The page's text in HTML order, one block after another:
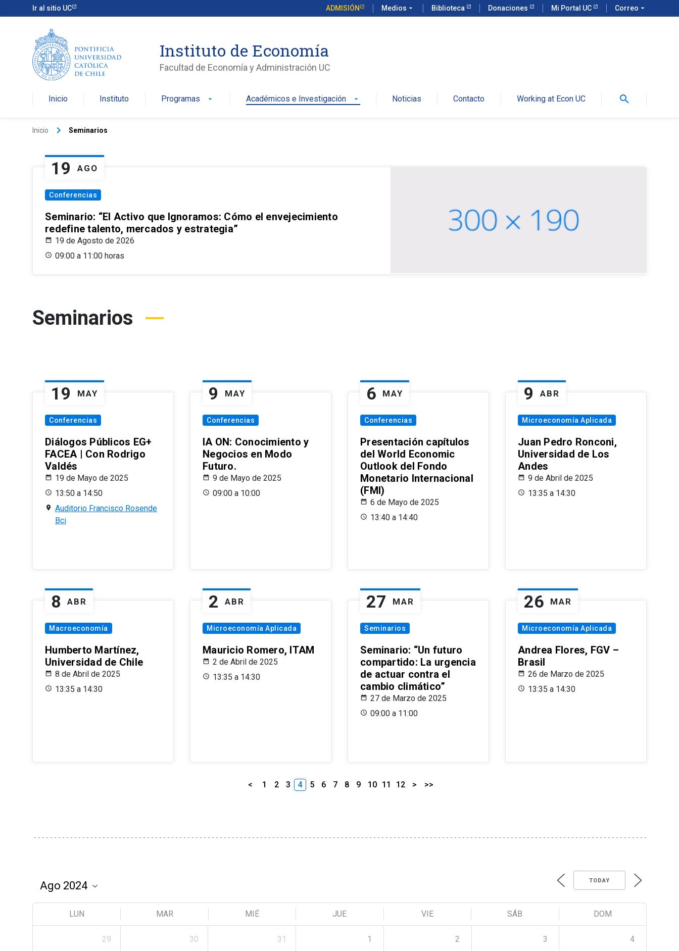
Ir al sitio UC ADMISIÓN Medios arrow_drop_down Biblioteca Donaciones Mi Portal UC Correo arrow_drop_down
Instituto de Economía
Facultad de Economía y Administración UC
Inicio Instituto Programas arrow_drop_down Académicos e Investigación arrow_drop_down Noticias Contacto Working at Econ UC search
Inicio keyboard_arrow_right Seminarios
19 AGO
Conferencias
Seminario: “El Activo que Ignoramos: Cómo el envejecimiento
redefine talento, mercados y estrategia”
19 de Agosto de 2026
09:00 a 11:00 horas
Seminarios
19 MAY
Conferencias
Diálogos Públicos EG+
FACEA | Con Rodrigo
Valdés
19 de Mayo de 2025
13:50 a 14:50
Auditorio Francisco Rosende
Bci
9 MAY
Conferencias
IA ON: Conocimiento y
Negocios en Modo
Futuro.
9 de Mayo de 2025
09:00 a 10:00
6 MAY
Conferencias
Presentación capítulos
del World Economic
Outlook del Fondo
Monetario Internacional
(FMI)
6 de Mayo de 2025
13:40 a 14:40
9 ABR
Microeconomía Aplicada
Juan Pedro Ronconi,
Universidad de Los
Andes
9 de Abril de 2025
13:35 a 14:30
8 ABR
Macroeconomía
Humberto Martínez,
Universidad de Chile
8 de Abril de 2025
13:35 a 14:30
2 ABR
Microeconomía Aplicada
Mauricio Romero, ITAM
2 de Abril de 2025
13:35 a 14:30
27 MAR
Seminarios
Seminario: “Un futuro
compartido: La urgencia
de actuar contra el
cambio climático”
27 de Marzo de 2025
09:00 a 11:00
26 MAR
Microeconomía Aplicada
Andrea Flores, FGV –
Brasil
26 de Marzo de 2025
13:35 a 14:30
< 1 2 3 4 5 6 7 8 9 10 11 12 > >>
TODAY
LUN MAR MIÉ JUE VIE SÁB DOM
29 30 31 1 2 3 4